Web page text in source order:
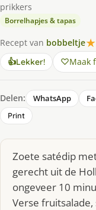
prikkers
Borrelhapjes & tapas
Recept van bobbeltje
👍Lekker! Maak
Delen: WhatsApp
Print
Zoete satédip
gerecht uit de
ongeveer 10
Verse